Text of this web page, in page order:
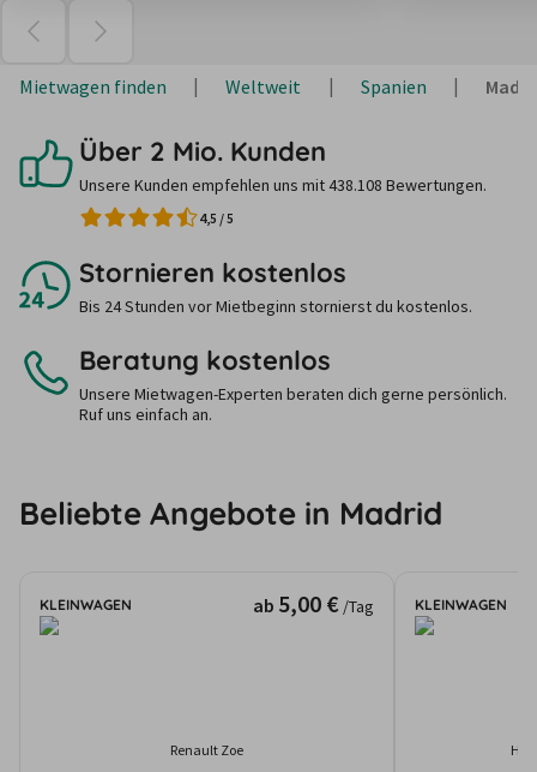
Mietwagen finden Weltweit Spanien
Über 2 Mio. Kunden
Unsere Kunden empfehlen uns mit 438.108 Bewertungen.
4,5 /5
Stornieren kostenlos
Bis 24 Stunden vor Mietbeginn stornierst du kostenlos.
Beratung kostenlos
Unsere Mietwagen-Experten beraten dich gerne persönlich.
Ruf uns einfach an.
Beliebte Angebote in Madrid
KLEINWAGEN ab 5,00 € /Tag
Renault Zoe
KLEINWAGEN